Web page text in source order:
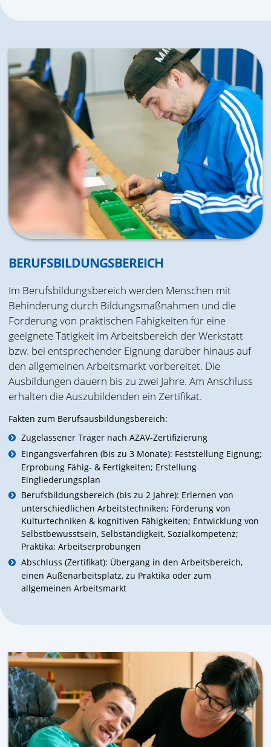
BERUFSBILDUNGSBEREICH
Im Berufsbildungsbereich werden Menschen mit
Behinderung durch Bildungsmaßnahmen und die
Förderung von praktischen Fähigkeiten für eine
geeignete Tätigkeit im Arbeitsbereich der Werkstatt
bzw. bei entsprechender Eignung darüber hinaus auf
den allgemeinen Arbeitsmarkt vorbereitet. Die
Ausbildungen dauern bis zu zwei Jahre. Am Anschluss
erhalten die Auszubildenden ein Zertifikat.
Fakten zum Berufsausbildungsbereich:
Zugelassener Träger nach AZAV-Zertifizierung
Eingangsverfahren (bis zu 3 Monate): Feststellung Eignung;
Erprobung Fähig- & Fertigkeiten; Erstellung
Eingliederungsplan
Berufsbildungsbereich (bis zu 2 Jahre): Erlernen von
unterschiedlichen Arbeitstechniken; Förderung von
Kulturtechniken & kognitiven Fähigkeiten; Entwicklung von
Selbstbewusstsein, Selbständigkeit, Sozialkompetenz;
Praktika; Arbeitserprobungen
Abschluss (Zertifikat): Übergang in den Arbeitsbereich,
einen Außenarbeitsplatz, zu Praktika oder zum
allgemeinen Arbeitsmarkt